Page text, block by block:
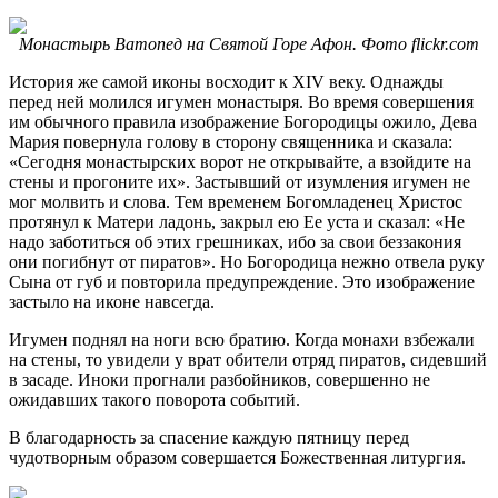
Монастырь Ватопед на Святой Горе Афон. Фото flickr.com
История же самой иконы восходит к XIV веку. Однажды
перед ней молился игумен монастыря. Во время совершения
им обычного правила изображение Богородицы ожило, Дева
Мария повернула голову в сторону священника и сказала:
«Сегодня монастырских ворот не открывайте, а взойдите на
стены и прогоните их». Застывший от изумления игумен не
мог молвить и слова. Тем временем Богомладенец Христос
протянул к Матери ладонь, закрыл ею Ее уста и сказал: «Не
надо заботиться об этих грешниках, ибо за свои беззакония
они погибнут от пиратов». Но Богородица нежно отвела руку
Сына от губ и повторила предупреждение. Это изображение
застыло на иконе навсегда.
Игумен поднял на ноги всю братию. Когда монахи взбежали
на стены, то увидели у врат обители отряд пиратов, сидевший
в засаде. Иноки прогнали разбойников, совершенно не
ожидавших такого поворота событий.
В благодарность за спасение каждую пятницу перед
чудотворным образом совершается Божественная литургия.